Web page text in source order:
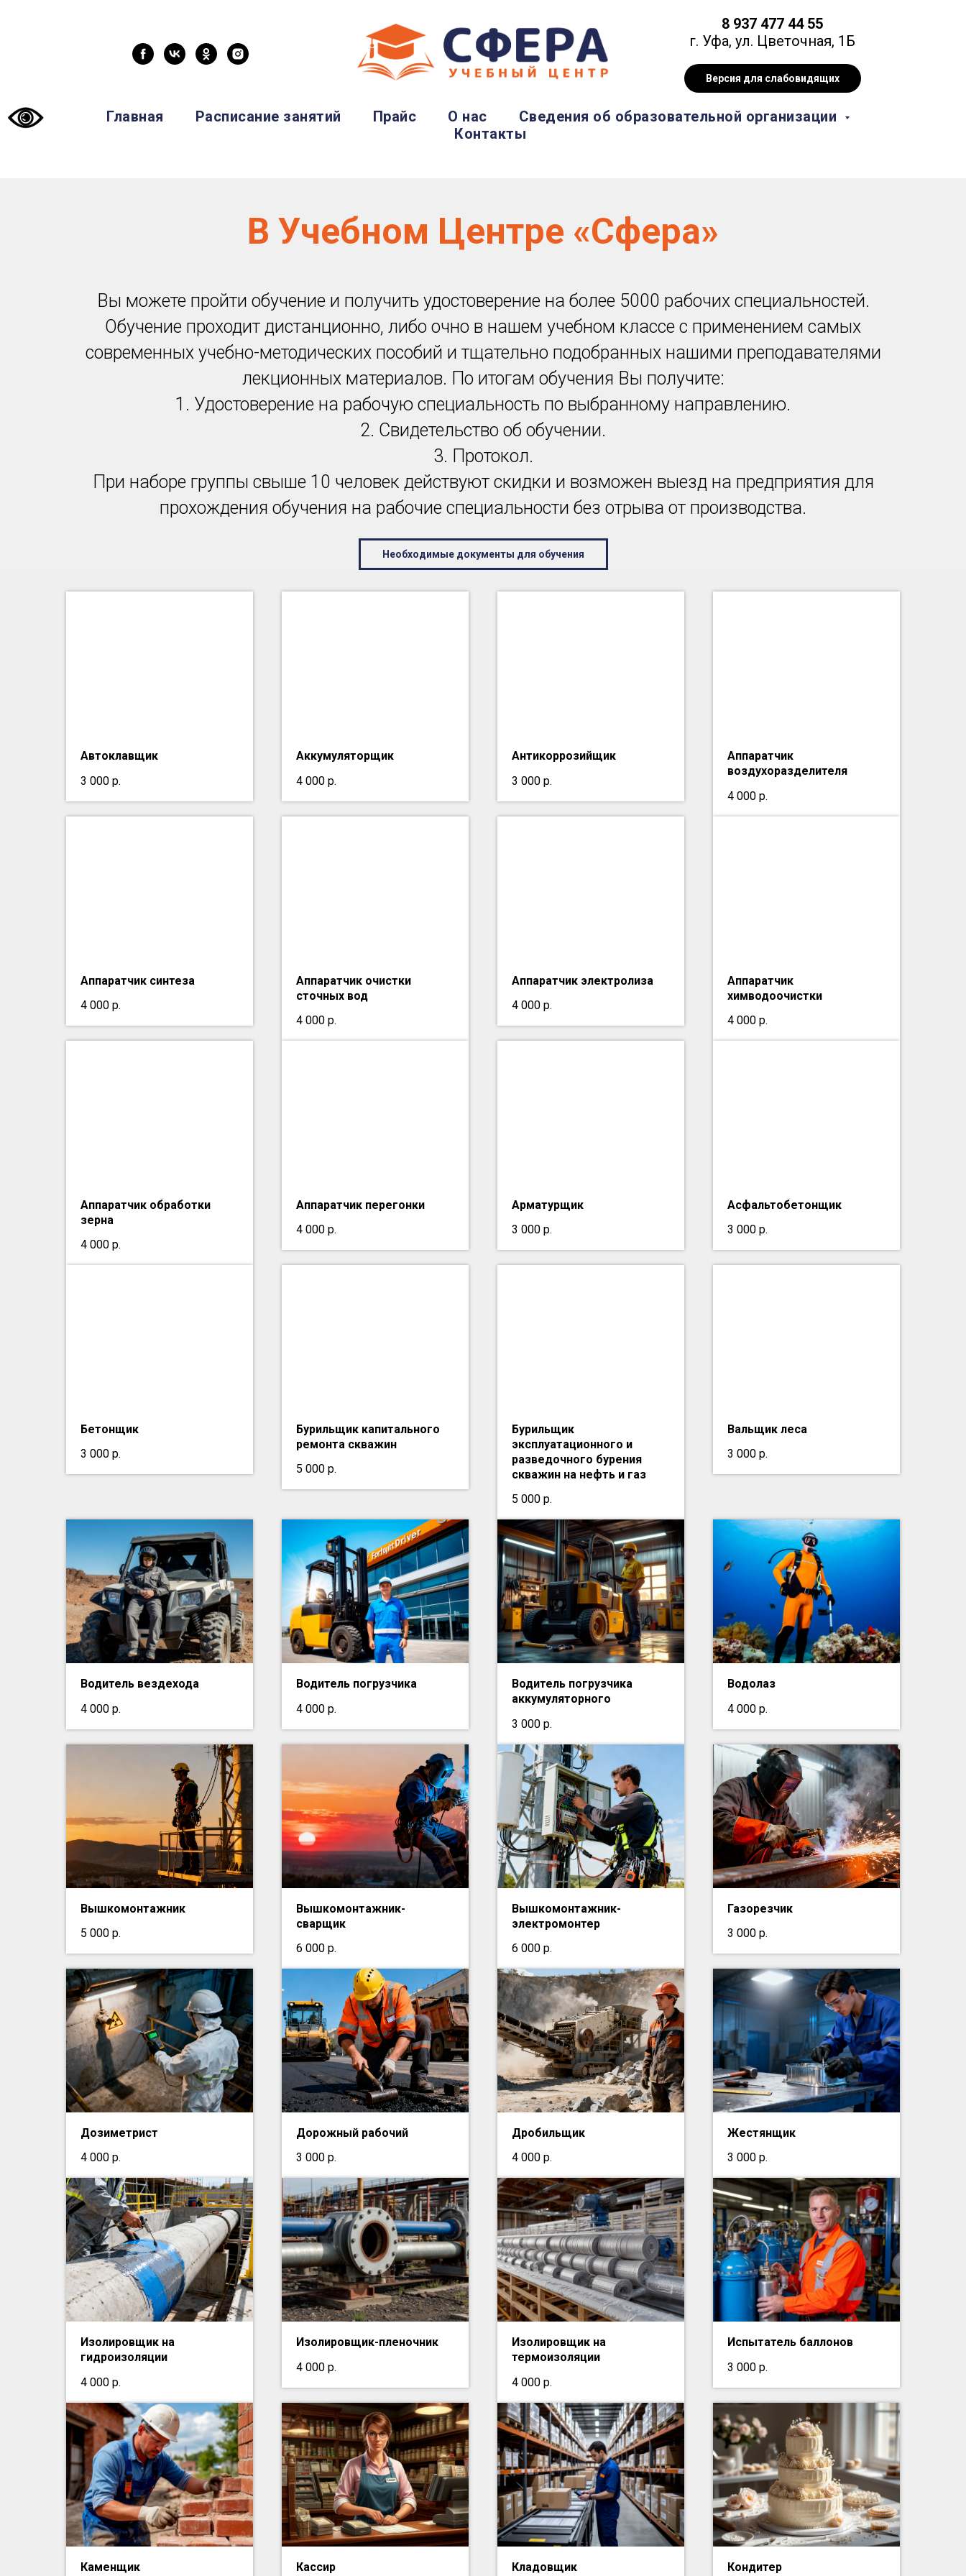
8 937 477 44 55
г. Уфа, ул. Цветочная, 1Б
Версия для слабовидящих
Главная Расписание занятий Прайс О нас
Сведения об образовательной организации
Контакты
В Учебном Центре «Сфера»
Вы можете пройти обучение и получить удостоверение на более 5000 рабочих специальностей.
Обучение проходит дистанционно, либо очно в нашем учебном классе с применением самых
современных учебно-методических пособий и тщательно подобранных нашими преподавателями
лекционных материалов. По итогам обучения Вы получите:
1. Удостоверение на рабочую специальность по выбранному направлению.
2. Свидетельство об обучении.
3. Протокол.
При наборе группы свыше 10 человек действуют скидки и возможен выезд на предприятия для
прохождения обучения на рабочие специальности без отрыва от производства.
Необходимые документы для обучения
Автоклавщик
3 000 р.
Аккумуляторщик
4 000 р.
Антикоррозийщик
3 000 р.
Аппаратчик
воздухоразделителя
4 000 р.
Аппаратчик синтеза
4 000 р.
Аппаратчик очистки
сточных вод
4 000 р.
Аппаратчик электролиза
4 000 р.
Аппаратчик
химводоочистки
4 000 р.
Аппаратчик обработки
зерна
4 000 р.
Аппаратчик перегонки
4 000 р.
Арматурщик
3 000 р.
Асфальтобетонщик
3 000 р.
Бетонщик
3 000 р.
Бурильщик капитального
ремонта скважин
5 000 р.
Бурильщик
эксплуатационного и
разведочного бурения
скважин на нефть и газ
5 000 р.
Вальщик леса
3 000 р.
Водитель вездехода
4 000 р.
Водитель погрузчика
4 000 р.
Водитель погрузчика
аккумуляторного
3 000 р.
Водолаз
4 000 р.
Вышкомонтажник
5 000 р.
Вышкомонтажник-
сварщик
6 000 р.
Вышкомонтажник-
электромонтер
6 000 р.
Газорезчик
3 000 р.
Дозиметрист
4 000 р.
Дорожный рабочий
3 000 р.
Дробильщик
4 000 р.
Жестянщик
3 000 р.
Изолировщик на
гидроизоляции
4 000 р.
Изолировщик-пленочник
4 000 р.
Изолировщик на
термоизоляции
4 000 р.
Испытатель баллонов
3 000 р.
Каменщик Кассир Кладовщик Кондитер